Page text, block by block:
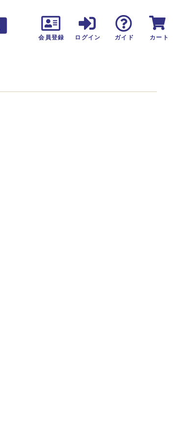
会員登録 ログイン ガイド カート